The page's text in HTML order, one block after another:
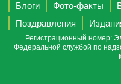
Блоги
Фото-факты
Поздравления
Регистрационный номер:
Федеральной службой по